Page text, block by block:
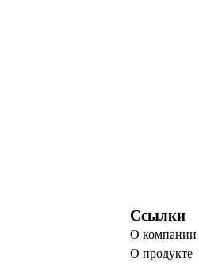
Ссылки
О компании
О продукте